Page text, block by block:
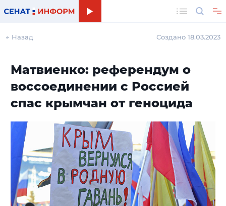
← Назад Создано 18.03.2023
Матвиенко: референдум о
воссоединении с Россией
спас крымчан от геноцида